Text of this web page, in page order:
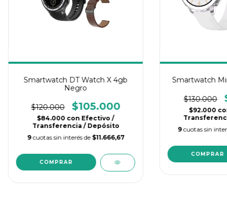
Smartwatch DT Watch X 4gb
Negro
$120.000 $105.000
$84.000 con Efectivo /
Transferencia / Depósito
9 cuotas sin interés de $11.666,67
Smartwatch
$130.000
$92.000
9 cuotas sin